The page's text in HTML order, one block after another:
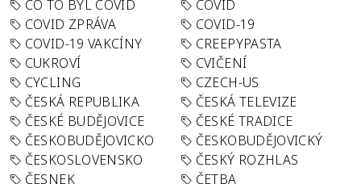
CO TO BYL COVID
COVID
COVID ZPRÁVA
COVID-19
COVID-19 VAKCÍNY
CREEPYPASTA
CUKROVÍ
CVIČENÍ
CYCLING
CZECH-US
ČESKÁ REPUBLIKA
ČESKÁ TELEVIZE
ČESKÉ BUDĚJOVICE
ČESKÉ TRADICE
ČESKOBUDĚJOVICKO
ČESKOBUDĚJOVICKÝ
ČESKOSLOVENSKO
ČESKÝ ROZHLAS
ČESNEK
ČETBA